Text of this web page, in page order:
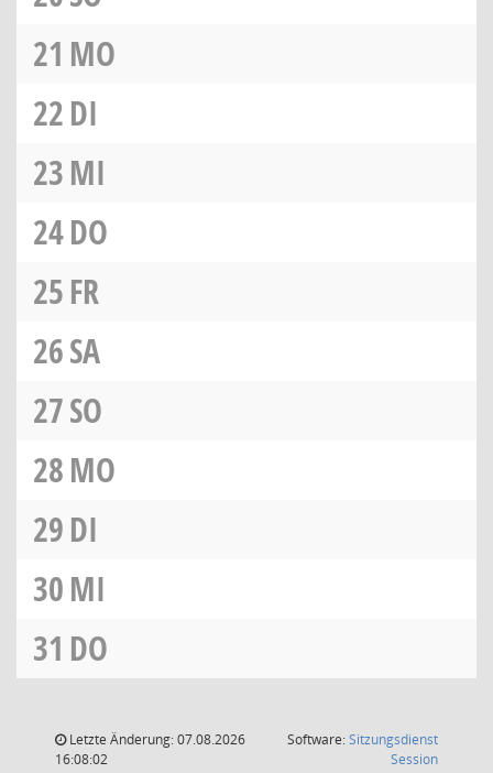
21 MO
22DI
23MI
24DO
25FR
26SA
27SO
28MO
29DI
30MI
31 DO
Letzte Änderung: 07.08.2026
16:08:02
Software:Sitzungsdienst
Session(Wird in